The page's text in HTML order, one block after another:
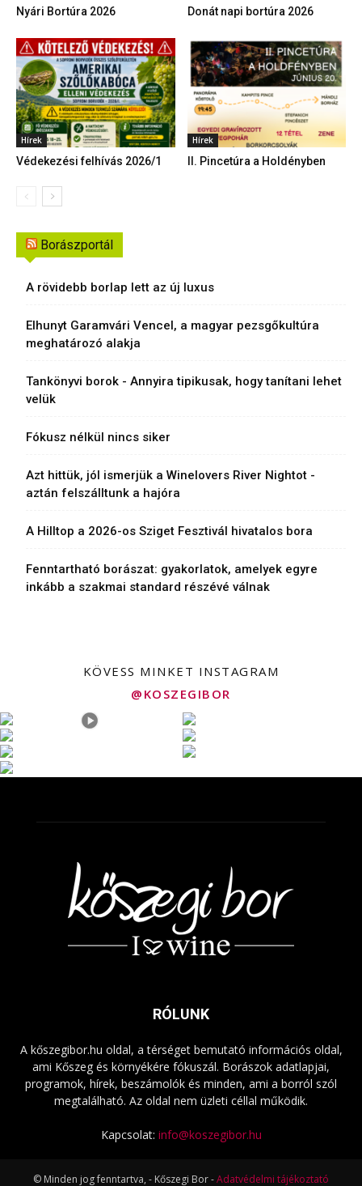
Nyári Bortúra 2026 Donát napi bortúra 2026
Hírek
Védekezési felhívás 2026/1
Hírek
II. Pincetúra a Holdényben
Borászportál
A rövidebb borlap lett az új luxus
Elhunyt Garamvári Vencel, a magyar pezsgőkultúra
meghatározó alakja
Tankönyvi borok - Annyira tipikusak, hogy tanítani lehet
velük
Fókusz nélkül nincs siker
Azt hittük, jól ismerjük a Winelovers River Nightot -
aztán felszálltunk a hajóra
A Hilltop a 2026-os Sziget Fesztivál hivatalos bora
Fenntartható borászat: gyakorlatok, amelyek egyre
inkább a szakmai standard részévé válnak
KÖVESS MINKET INSTAGRAM
@KOSZEGIBOR
RÓLUNK
A kőszegibor.hu oldal, a térséget bemutató információs oldal,
ami Kőszeg és környékére fókuszál. Borászok adatlapjai,
programok, hírek, beszámolók és minden, ami a borról szól
megtalálható. Az oldal nem üzleti céllal működik.
Kapcsolat: info@koszegibor.hu
© Minden jog fenntartva, - Kőszegi Bor -Adatvédelmi tájékoztató